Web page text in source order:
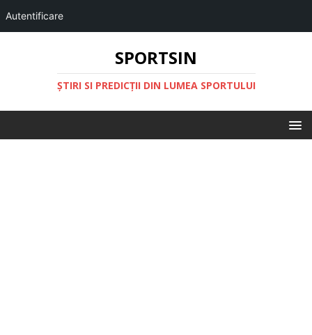
Autentificare
SPORTSIN
ŞTIRI SI PREDICŢII DIN LUMEA SPORTULUI